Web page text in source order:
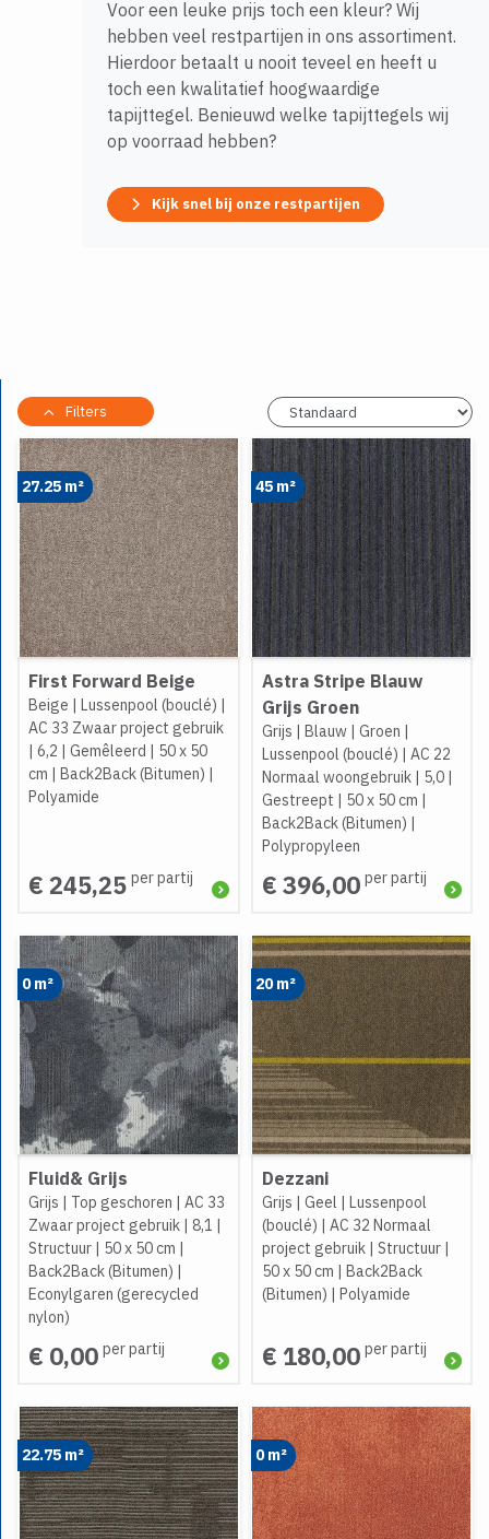
Voor een leuke prijs toch een kleur? Wij
hebben veel restpartijen in ons assortiment.
Hierdoor betaalt u nooit teveel en heeft u
toch een kwalitatief hoogwaardige
tapijttegel. Benieuwd welke tapijttegels wij
op voorraad hebben?
Kijk snel bij onze restpartijen
Filters
27.25 m²
First Forward Beige
Beige | Lussenpool (bouclé) |
AC 33 Zwaar project gebruik
| 6,2 | Gemêleerd | 50 x 50
cm | Back2Back (Bitumen) |
Polyamide
€ 245,25 per partij
45 m²
Astra Stripe Blauw
Grijs Groen
Grijs | Blauw| Groen |
Lussenpool (bouclé) | AC 22
Normaal woongebruik| 5,0|
Gestreept | 50 x 50 cm |
Back2Back (Bitumen) |
Polypropyleen
€ 396,00 per partij
0 m²
Fluid& Grijs
Grijs | Top geschoren | AC 33
Zwaar project gebruik | 8,1 |
Structuur | 50 x 50 cm |
Back2Back (Bitumen) |
Econylgaren (gerecycled
nylon)
€ 0,00 per partij
20 m²
Dezzani
Grijs | Geel | Lussenpool
(bouclé) | AC 32 Normaal
project gebruik| Structuur|
50 x 50 cm | Back2Back
(Bitumen) | Polyamide
€ 180,00 per partij
22.75 m² 0 m²